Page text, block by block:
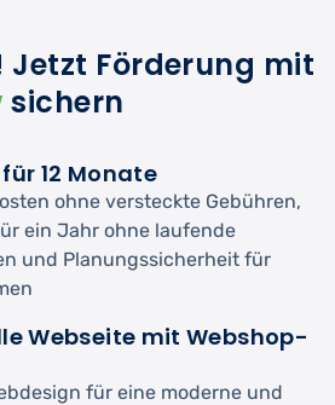
Förderung mit
sichern
12 Monate
ohne versteckte Gebühren,
ein Jahr ohne laufende
und Planungssicherheit für
Webseite mit Webshop-
für eine moderne und